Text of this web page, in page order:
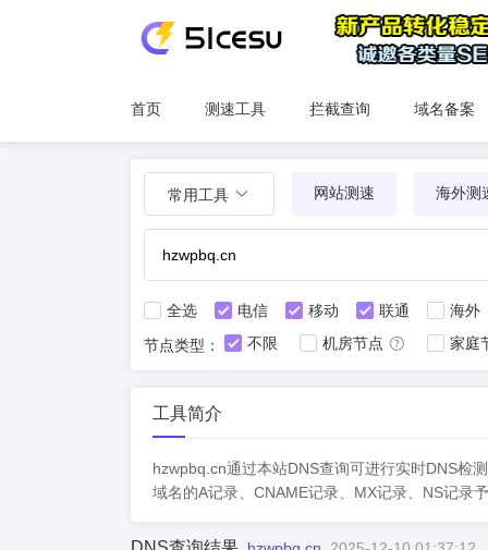
首页 测速工具 拦截查询 域名备案
常用工具 网站测速 海外测
全选 电信 移动 联通
海外
节点类型：
不限 机房节点 家庭
工具简介
hzwpbq.cn通过本站DNS查询可进行实时DNS检
域名的A记录、CNAME记录、MX记录、NS记录